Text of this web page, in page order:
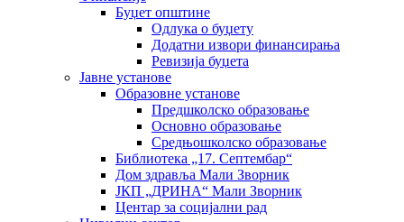
Буџет општине
Одлука о буџету
Додатни извори финансирања
Ревизија буџета
Јавне установе
Образовне установе
Предшколско образовање
Основно образовање
Средњошколско образовање
Библиотека „17. Септембар“
Дом здравља Мали Зворник
ЈКП „ДРИНА“ Мали Зворник
Центар за социјални рад